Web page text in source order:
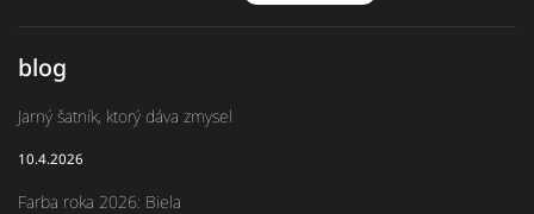
blog
Jarný šatník, ktorý dáva zmysel
10.4.2026
Farba roka 2026: Biela